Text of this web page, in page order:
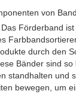
von
Förderband
durch den
Bänder sind
standhalten und
bewegen, um